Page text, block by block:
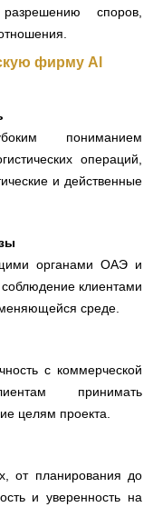
споров,
фирму Al
пониманием
операций,
и действенные
органами ОАЭ и
клиентами
среде.
с коммерческой
принимать
целям проекта.
от планирования до
и уверенность на